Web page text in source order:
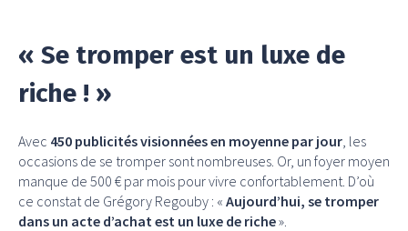
« Se tromper est un luxe de
riche ! »
Avec 450 publicités visionnées en moyenne par jour , les
occasions de se tromper sont nombreuses. Or, un foyer moyen
manque de 500 € par mois pour vivre confortablement. D’où
ce constat de Grégory Regouby : « Aujourd’hui, se tromper
dans un acte d’achat est un luxe de riche».